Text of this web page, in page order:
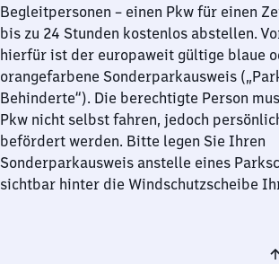
Begleitpersonen – einen Pkw für einen
bis zu 24 Stunden kostenlos abstellen.
hierfür ist der europaweit gültige blaue
orangefarbene Sonderparkausweis
Behinderte“). Die berechtigte Person
Pkw nicht selbst fahren, jedoch
befördert werden. Bitte legen Sie Ihren
Sonderparkausweis anstelle eines
sichtbar hinter die Windschutzscheibe